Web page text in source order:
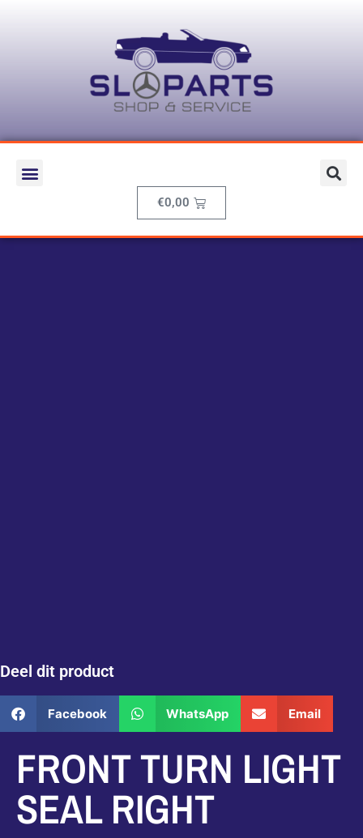
€0,00
Deel dit product
Facebook WhatsApp Email
FRONT TURN LIGHT
SEAL RIGHT